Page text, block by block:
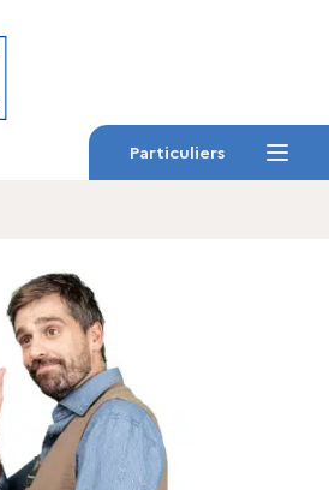
Particuliers
Menu